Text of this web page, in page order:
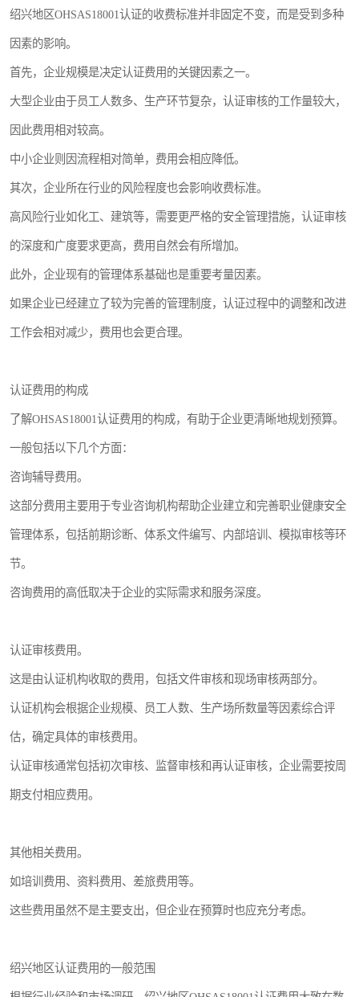
绍兴地区OHSAS18001认证的收费标准并非固定不变，而是受到多种
因素的影响。
首先，企业规模是决定认证费用的关键因素之一。
大型企业由于员工人数多、生产环节复杂，认证审核的工作量较大，
因此费用相对较高。
中小企业则因流程相对简单，费用会相应降低。
其次，企业所在行业的风险程度也会影响收费标准。
高风险行业如化工、建筑等，需要更严格的安全管理措施，认证审核
的深度和广度要求更高，费用自然会有所增加。
此外，企业现有的管理体系基础也是重要考量因素。
如果企业已经建立了较为完善的管理制度，认证过程中的调整和改进
工作会相对减少，费用也会更合理。
认证费用的构成
了解OHSAS18001认证费用的构成，有助于企业更清晰地规划预算。
一般包括以下几个方面：
咨询辅导费用。
这部分费用主要用于专业咨询机构帮助企业建立和完善职业健康安全
管理体系，包括前期诊断、体系文件编写、内部培训、模拟审核等环
节。
咨询费用的高低取决于企业的实际需求和服务深度。
认证审核费用。
这是由认证机构收取的费用，包括文件审核和现场审核两部分。
认证机构会根据企业规模、员工人数、生产场所数量等因素综合评
估，确定具体的审核费用。
认证审核通常包括初次审核、监督审核和再认证审核，企业需要按周
期支付相应费用。
其他相关费用。
如培训费用、资料费用、差旅费用等。
这些费用虽然不是主要支出，但企业在预算时也应充分考虑。
绍兴地区认证费用的一般范围